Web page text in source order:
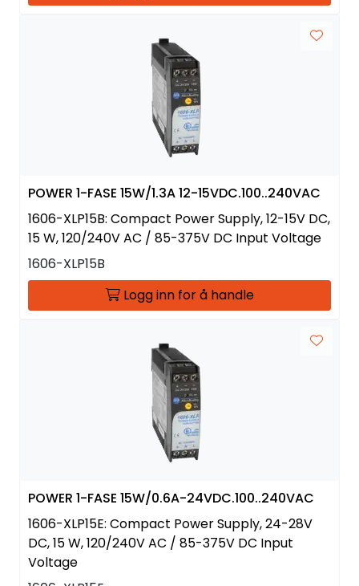
POWER 1-FASE 15W/1.3A 12-15VDC.100..240VAC
1606-XLP15B: Compact Power Supply, 12-15V DC,
15 W, 120/240V AC / 85-375V DC Input Voltage
1606-XLP15B
Logg inn for å handle
POWER 1-FASE 15W/0.6A-24VDC.100..240VAC
1606-XLP15E: Compact Power Supply, 24-28V
DC, 15 W, 120/240V AC / 85-375V DC Input
Voltage